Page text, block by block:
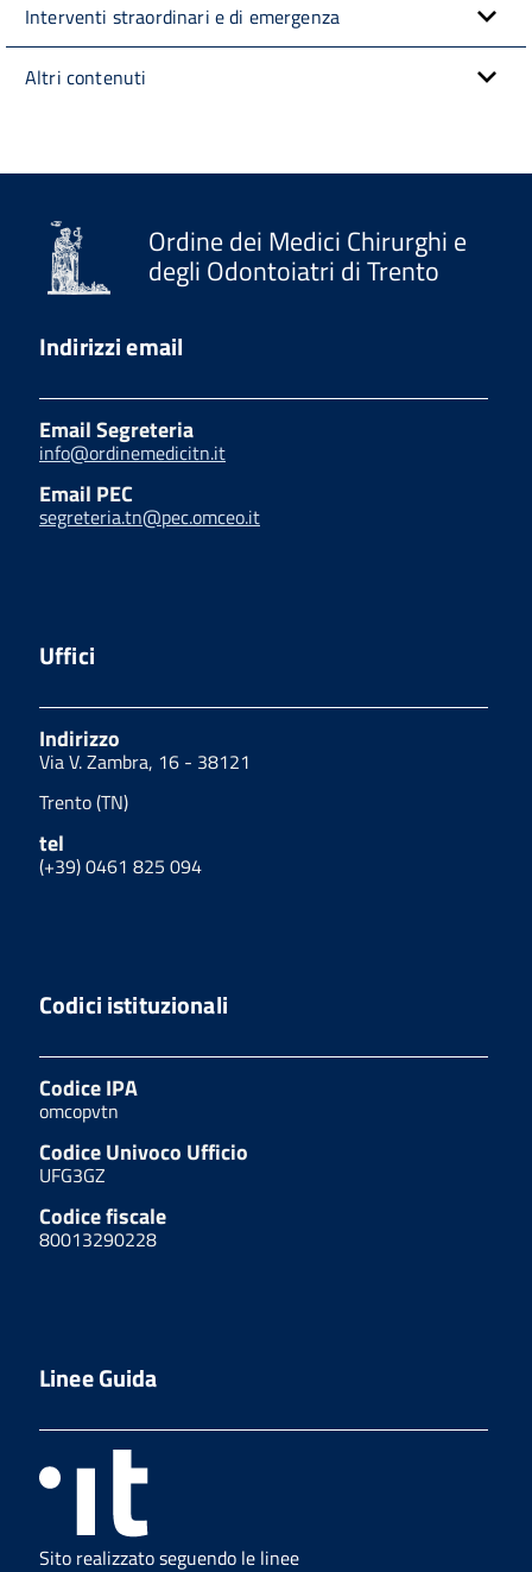
Interventi straordinari e di emergenza
Altri contenuti
Ordine dei Medici Chirurghi e
degli Odontoiatri di Trento
Indirizzi email
Email Segreteria
info@ordinemedicitn.it
Email PEC
segreteria.tn@pec.omceo.it
Uffici
Indirizzo
Via V. Zambra, 16 - 38121
Trento (TN)
tel
(+39) 0461 825 094
Codici istituzionali
Codice IPA
omcopvtn
Codice Univoco Ufficio
UFG3GZ
Codice fiscale
80013290228
Linee Guida
Sito realizzato seguendo le linee